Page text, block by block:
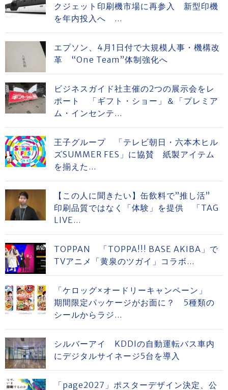
クジェット印刷機市場に再参入 新型印機
を年内投入へ ...
エプソン、4月1日付で大規模人事・機構改
革 “One Team”体制強化へ
ビジネスガイド社主催の2つの展示会をレ
ポート 「ギフト・ショー」＆「プレミア
ム・インセンテ...
王子グループ 「テレビ朝日・六本木ヒル
ズSUMMER FES」に協賛 紙製アイテム
を揃えた...
【この人に聞きたい】缶飲料で”推し活”
印刷品質ではなく「体験」を提供 「TAG
LIVE...
TOPPAN 「TOPPA!!! BASE AKIBA」で
TVアニメ「黄泉のツガイ」コラボ...
「ケロッグ×オードリーキャンペーン」
期間限定パッケージがお面に？ 5種類の
シールからラジ...
シルバーアイ KDDIの自動運転バス車内
にデジタルサイネージ5台を導入
「page2027」ポスターデザイン決定、公